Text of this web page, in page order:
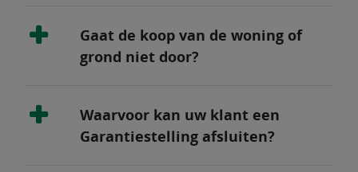
Gaat de koop van de woning of
grond niet door?
Waarvoor kan uw klant een
Garantiestelling afsluiten?